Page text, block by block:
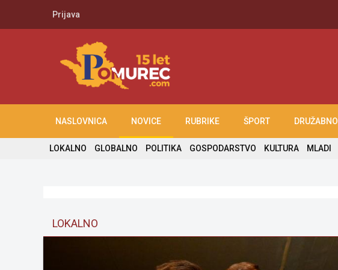
Prijava
NASLOVNICA NOVICE RUBRIKE ŠPORT DRUŽABNO
LOKALNO GLOBALNO POLITIKA GOSPODARSTVO KULTURA MLADI
LOKALNO